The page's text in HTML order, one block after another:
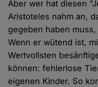
Aber wer hat diesen
Aristoteles nahm an,
gegeben haben
Wenn er wütend ist,
Wertvollsten
können: fehlerlose
eigenen Kinder. So